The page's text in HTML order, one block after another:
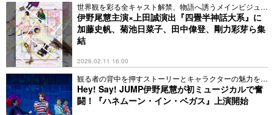
世界観を彩る全キャスト解禁、物語へ誘うメインビジュア
ルも
伊野尾慧主演×上田誠演出『四畳半神話大系』に
加藤史帆、菊池日菜子、田中偉登、剛力彩芽ら集
結
2026.02.11 16:00
観る者の背中を押すストーリーとキャラクターの魅力を解
説
Hey! Say! JUMP伊野尾慧が初ミュージカルで奮
闘！『ハネムーン・イン・ベガス』上演開始